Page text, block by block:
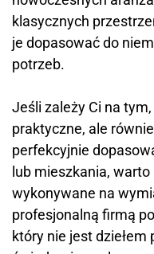
klasycznych
je dopasować do
potrzeb.
Jeśli zależy Ci na
praktyczne, ale
perfekcyjnie
lub mieszkania,
wykonywane na
profesjonalną firmą
który nie jest dziełem